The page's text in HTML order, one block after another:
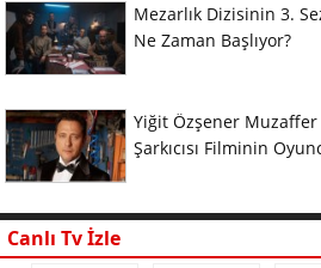
Mezarlık Dizisinin 3.
Ne Zaman Başlıyor?
Yiğit Özşener
Şarkıcısı Filminin
Canlı Tv İzle